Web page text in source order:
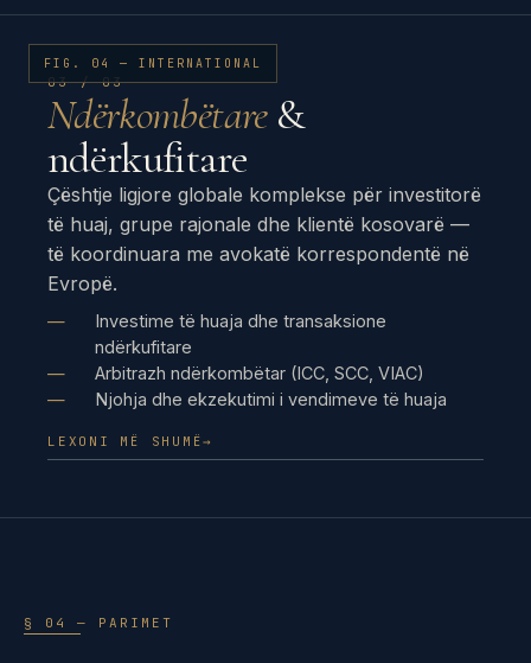
FIG. 04 — INTERNATIONAL
03 / 03
Ndërkombëtare&
ndërkufitare
Çështje ligjore globale komplekse për investitorë
të huaj, grupe rajonale dhe klientë kosovarë —
të koordinuara me avokatë korrespondentë në
Evropë.
Investime të huaja dhe transaksione
ndërkufitare
Arbitrazh ndërkombëtar (ICC, SCC, VIAC)
Njohja dhe ekzekutimi i vendimeve të huaja
LEXONI MË SHUMË→
§ 04 — PARIMET